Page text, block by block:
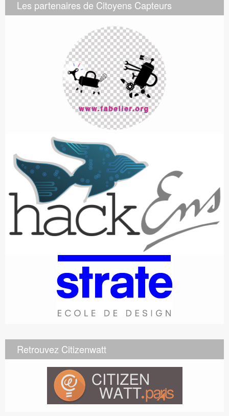
Les partenaires de Citoyens Capteurs
Retrouvez Citizenwatt